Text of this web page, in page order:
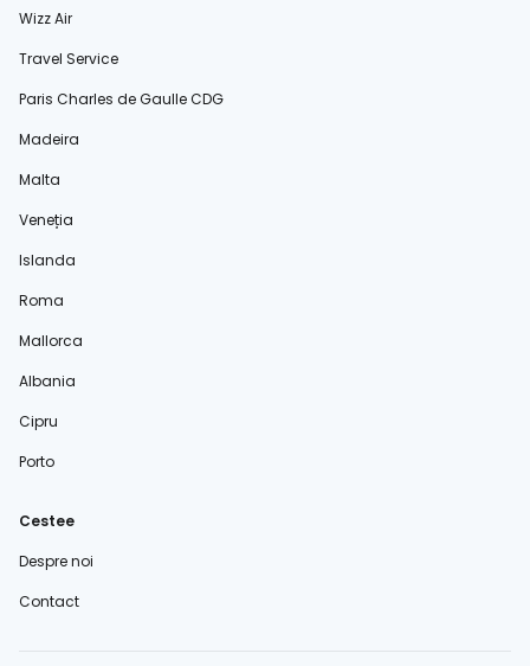
Wizz Air
Travel Service
Paris Charles de Gaulle CDG
Madeira
Malta
Veneția
Islanda
Roma
Mallorca
Albania
Cipru
Porto
Cestee
Despre noi
Contact